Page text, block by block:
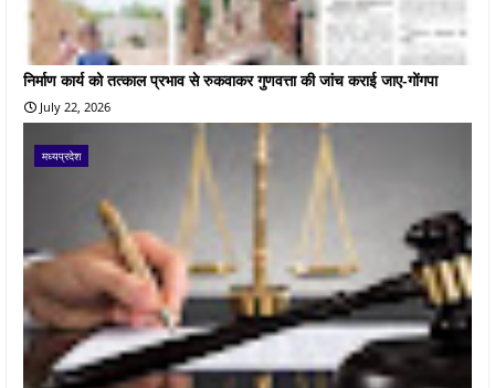
निर्माण कार्य को तत्काल प्रभाव से रुकवाकर गुणवत्ता की जांच कराई जाए-गोंगपा
July 22, 2026
मध्यप्रदेश